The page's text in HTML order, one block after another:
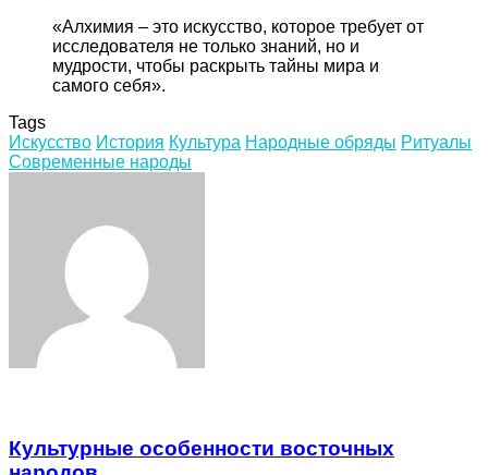
«Алхимия – это искусство, которое требует от
исследователя не только знаний, но и
мудрости, чтобы раскрыть тайны мира и
самого себя».
Tags
Искусство История Культура Народные обряды Ритуалы
Современные народы
Культурные особенности восточных